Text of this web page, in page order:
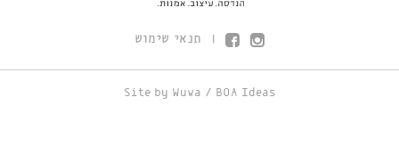
תנאי שימוש
Site by Wuwa / BOA Ideas